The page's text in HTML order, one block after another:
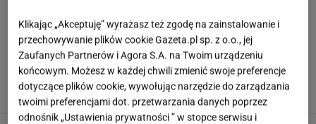
Siedem lat gehenny. "Spłacamy
kredyty za mieszkania, w których mieszkają
ludzie dewelopera"
SUBSKRYPCJA
Klikając „Akceptuję” wyrażasz też zgodę na zainstalowanie i
przechowywanie plików cookie Gazeta.pl sp. z o.o., jej
Zaufanych Partnerów i Agora S.A. na Twoim urządzeniu
końcowym. Możesz w każdej chwili zmienić swoje preferencje
dotyczące plików cookie, wywołując narzędzie do zarządzania
twoimi preferencjami dot. przetwarzania danych poprzez
odnośnik „Ustawienia prywatności ” w stopce serwisu i